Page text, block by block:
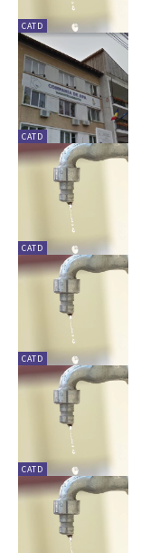
CATD
CATD
CATD
CATD
CATD